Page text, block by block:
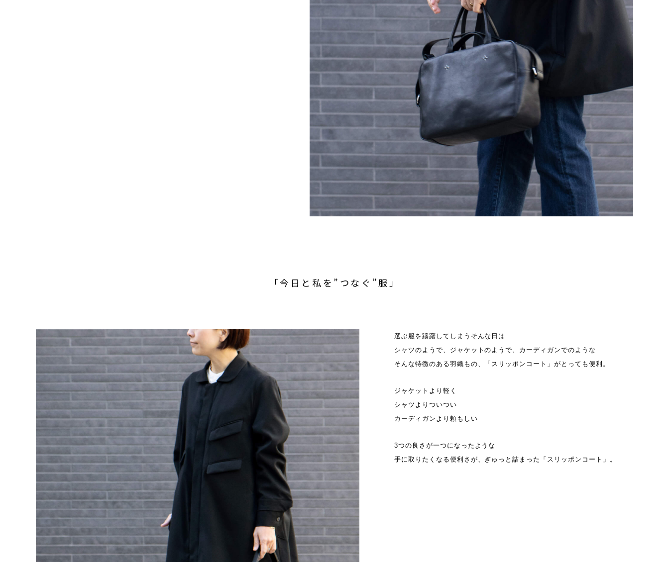
「今日と私を”つなぐ”服」
選ぶ服を躊躇してしまうそんな日は
シャツのようで、ジャケットのようで、カーディガンでのような
そんな特徴のある羽織もの、「スリッポンコート」がとっても便利。
ジャケットより軽く
シャツよりついつい
カーディガンより頼もしい
3つの良さが一つになったような
手に取りたくなる便利さが、ぎゅっと詰まった「スリッポンコート」。